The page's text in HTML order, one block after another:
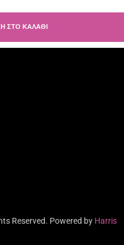
ΣΤΟ ΚΑΛΆΘΙ
Reserved. Powered by Harris